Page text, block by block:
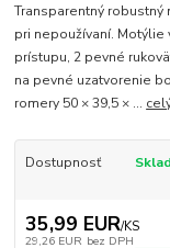
Transparentný
pri nepoužívaní. Motýlie
prístupu, 2 pevné
na pevné uzatvorenie
romery 50 × 39,5 × ...
Dostupnosť
35,99 EUR/KS
29,26 EUR bez DPH